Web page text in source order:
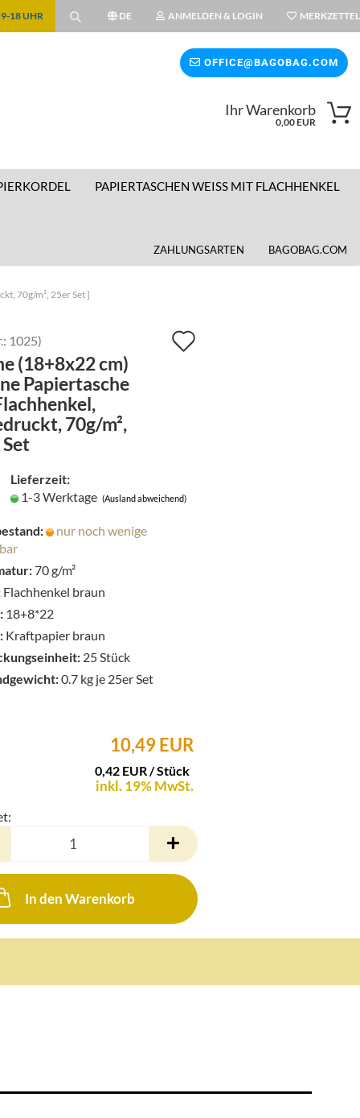
18 UHR DE ANMELDEN & LOGIN MERKZETTEL
OFFICE@BAGOBAG.COM
Ihr Warenkorb
0,00 EUR
PAPIERTASCHEN WEISS MIT FLACHHENKEL
ZAHLUNGSARTEN BAGOBAG.COM
70g/m², 25er Set ]
1025)
(18+8x22 cm)
Papiertasche
70g/m²,
Lieferzeit:
1-3 Werktage (Ausland abweichend)
nur noch wenige
70 g/m²
Flachhenkel braun
18+8*22
Kraftpapier braun
25 Stück
0.7kg je 25er Set
10,49 EUR
0,42 EUR / Stück
inkl. 19% MwSt.
In den Warenkorb